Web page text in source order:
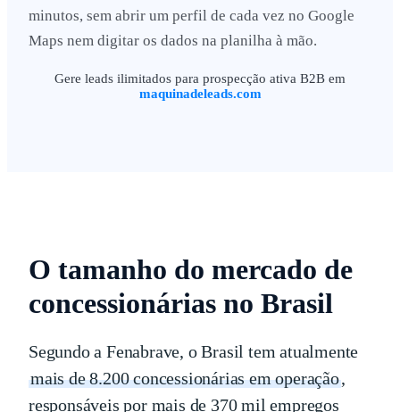
minutos, sem abrir um perfil de cada vez no Google
Maps nem digitar os dados na planilha à mão.
Gere leads ilimitados para prospecção ativa B2B em
maquinadeleads.com
O tamanho do mercado de
concessionárias no Brasil
Segundo a Fenabrave, o Brasil tem atualmente
mais de 8.200 concessionárias em operação,
responsáveis por mais de 370 mil empregos